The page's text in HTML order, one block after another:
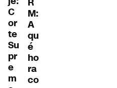
C
or
te
Su
pr
e
m
M:
A
qu
é
ho
ra
co